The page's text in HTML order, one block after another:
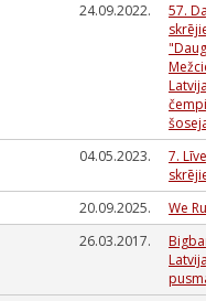
24.09.2022.
57.
Latvijas
04.05.2023.
7.
20.09.2025.
We
26.03.2017.
Latvija